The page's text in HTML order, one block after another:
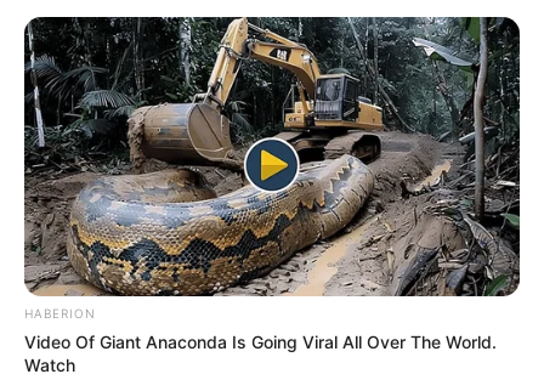
HABERION
Video Of Giant Anaconda Is Going Viral All Over The World.
Watch